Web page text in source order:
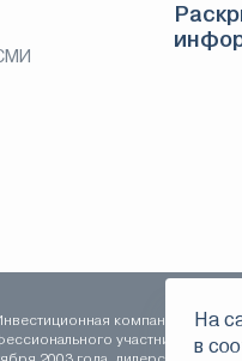
компания ЛМС»
участника рынка
На
в